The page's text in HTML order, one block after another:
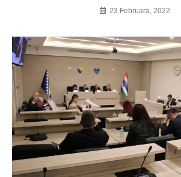
23 Februara, 2022